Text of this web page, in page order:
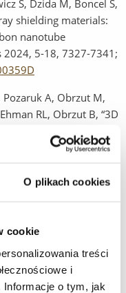
O plikach cookies
cookie
treści
i
o tym, jak
S, Dzida M, Boncel S,
shielding materials:
nanotube
2024, 5-18, 7327-7341;
Pozaruk A, Obrzut M,
RL, Obrzut B, “3D
online 21 June 2024)
Glaser K, Hańczyk Ł,
RL, Cholewa M, “High-
Scientific
M, Guz W. What
A Magnetic